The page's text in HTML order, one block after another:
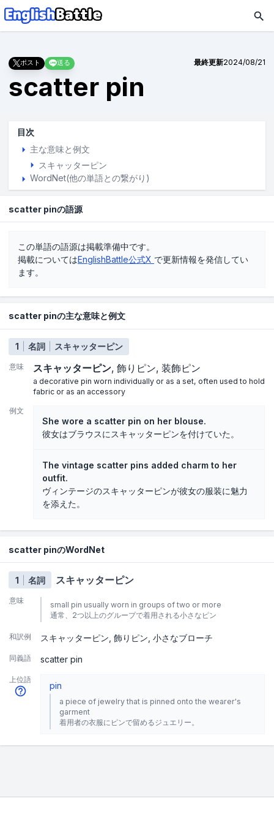
ポスト 送る 最終更新2024/08/21
scatter pin
目次
主な意味と例文
スキャッターピン
WordNet(他の単語との繋がり)
scatter pinの語源
この単語の語源は掲載準備中です。
掲載についてはEnglishBattle公式X で更新情報を発信してい
ます。
scatter pinの主な意味と例文
1 名詞 スキャッターピン
意味 スキャッターピン 飾りピン 装飾ピン
a decorative pin worn individually or as a set, often used to hold
fabric or as an accessory
例文
She wore a scatter pin on her blouse.
彼女はブラウスにスキャッターピンを付けていた。
The vintage scatter pins added charm to her
outfit.
ヴィンテージのスキャッターピンが彼女の服装に魅力
を添えた。
scatter pinのWordNet
1 名詞 スキャッターピン
意味
small pin usually worn in groups of two or more
通常、2つ以上のグループで着用される小さなピン
和訳例 スキャッターピン 飾りピン 小さなブローチ
同義語 scatter pin
上位語
pin
a piece of jewelry that is pinned onto the wearer's
garment
着用者の衣服にピンで留めるジュエリー。